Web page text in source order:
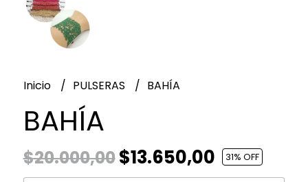
Inicio PULSERAS BAHÍA
BAHÍA
$20.000,00$13.650,00 31% OFF